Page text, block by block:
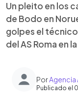
Un pleito en los
de Bodo en
golpes el
del AS Roma en
PorAgencia
Publicado el